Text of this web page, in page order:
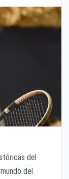
del
del